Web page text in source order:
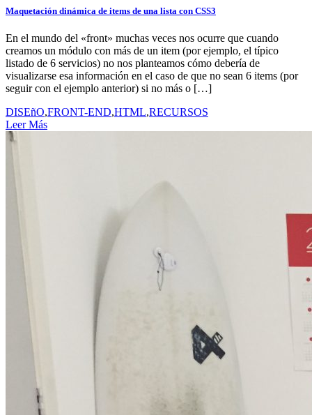
Maquetación dinámica de items de una lista con CSS3
En el mundo del «front» muchas veces nos ocurre que cuando
creamos un módulo con más de un item (por ejemplo, el típico
listado de 6 servicios) no nos planteamos cómo debería de
visualizarse esa información en el caso de que no sean 6 items (por
seguir con el ejemplo anterior) si no más o […]
DISEñO,FRONT-END,HTML,RECURSOS
Leer Más